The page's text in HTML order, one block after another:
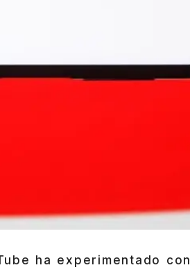
ha experimentado con